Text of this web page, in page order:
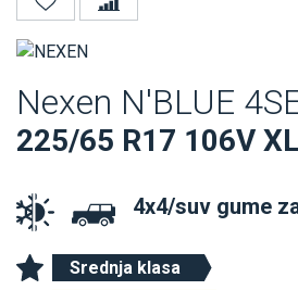
Nexen N'BLUE
225/65 R17 106V XL
4x4/suv gume
Srednja klasa